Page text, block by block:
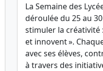
La Semaine des
déroulée du 25 au
stimuler la créativité
et innovent ».
avec ses élèves,
à travers des